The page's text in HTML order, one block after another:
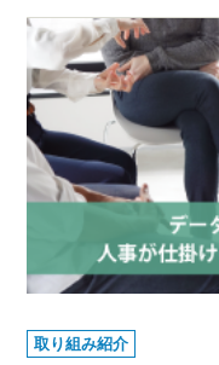
取り組み紹介